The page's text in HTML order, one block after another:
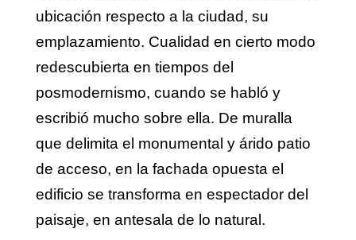
ubicación respecto a la ciudad, su
emplazamiento. Cualidad en cierto modo
redescubierta en tiempos del
posmodernismo, cuando se habló y
escribió mucho sobre ella. De muralla
que delimita el monumental y árido patio
de acceso, en la fachada opuesta el
edificio se transforma en espectador del
paisaje, en antesala de lo natural.